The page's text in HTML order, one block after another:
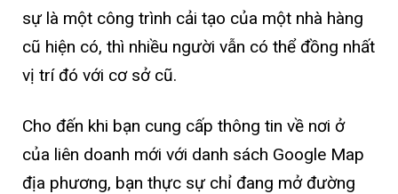
sự là một công trình cải tạo của một nhà hàng
cũ hiện có, thì nhiều người vẫn có thể đồng nhất
vị trí đó với cơ sở cũ.
Cho đến khi bạn cung cấp thông tin về nơi ở
của liên doanh mới với danh sách Google Map
địa phương, bạn thực sự chỉ đang mở đường